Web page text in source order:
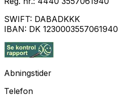
SWIFT: DABADKKK
IBAN: DK 1230003557061940
Abningstider
Telefon